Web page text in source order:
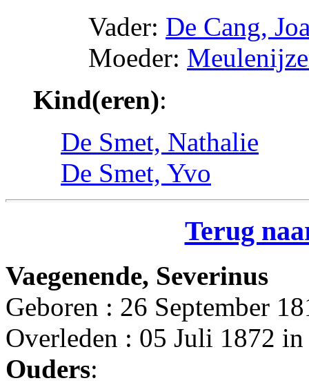
Vader: De Cang,
Moeder:
Kind(eren):
De Smet, Nathalie
De Smet, Yvo
Terug
Vaegenende, Severinus
Geboren : 26 September
Overleden : 05 Juli 1872 in
Ouders: